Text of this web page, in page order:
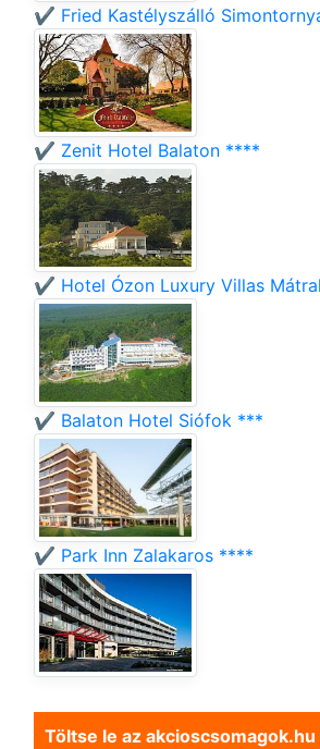
✔️ Fried Kastélyszálló
✔️ Zenit Hotel Balaton ****
✔️ Hotel Ózon Luxury Villas
✔️ Balaton Hotel Siófok ***
✔️ Park Inn Zalakaros ****
Töltse le az